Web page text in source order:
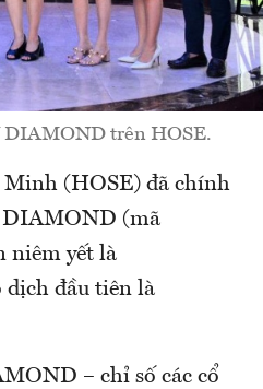
DIAMOND trên HOSE.
Minh (HOSE) đã chính
DIAMOND (mã
niêm yết là
dịch đầu tiên là
– chỉ số các cổ